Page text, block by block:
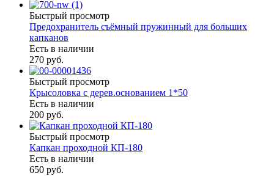
Быстрый просмотр
Предохранитель съёмный пружинный для больших
капканов
Есть в наличии
270 руб.
Быстрый просмотр
Крысоловка с дерев.основанием 1*50
Есть в наличии
200 руб.
Быстрый просмотр
Капкан проходной КП-180
Есть в наличии
650 руб.